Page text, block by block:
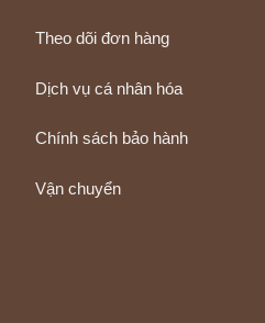
Theo dõi đơn hàng
Dịch vụ cá nhân hóa
Chính sách bảo hành
Vận chuyển